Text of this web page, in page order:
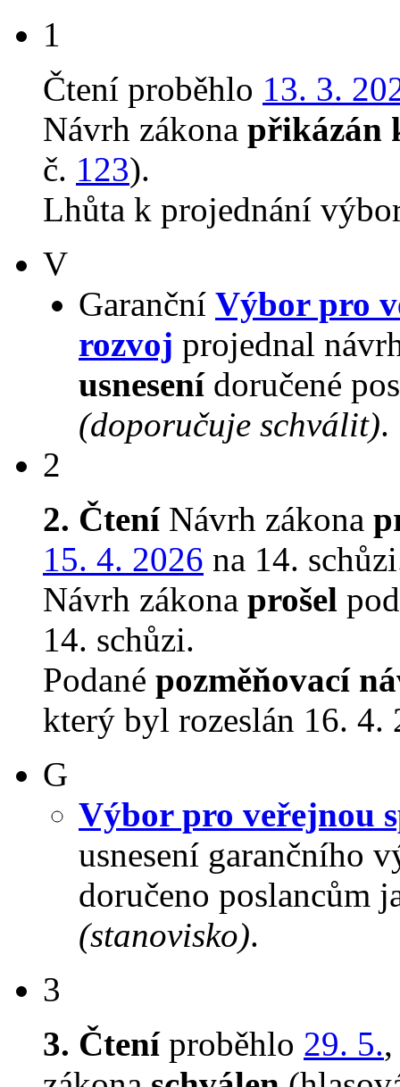
1
Čtení proběhlo 13. 3.
Návrh zákona přikázán
č. 123).
Lhůta k projednání
V
Garanční Výbor pro
rozvoj projednal
usnesenídoručené
(doporučuje schválit).
2
2. ČteníNávrh zákona
15. 4. 2026 na 14.
Návrh zákona prošel
14. schůzi.
Podané pozměňovací
který byl rozeslán 16. 4.
G
Výbor pro veřejnou
usnesení garančního
doručeno poslancům
(stanovisko).
3
3. Čteníproběhlo 29. 5.